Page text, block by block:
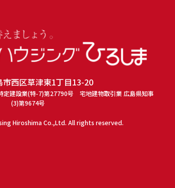
市西区草津東1丁目13-20
建設業(特-7)第27790号 宅地建物取引業 広島県知事
(3)第9674号
Hiroshima Co.,Ltd. All rights reserved.